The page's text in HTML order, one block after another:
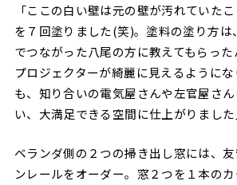
「ここの白い壁は元の壁が汚れていた
を７回塗りました(笑)。塗料の塗り方は
でつながった八尾の方に教えてもらっ
プロジェクターが綺麗に見えるように
も、知り合いの電気屋さんや左官屋さ
い、大満足できる空間に仕上がりました
ベランダ側の２つの掃き出し窓には、
ンレールをオーダー。窓２つを１本の